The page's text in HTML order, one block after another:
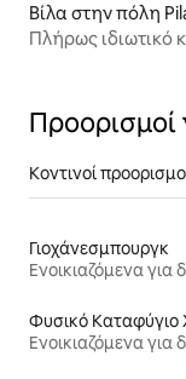
Βίλα στην πόλη
Πλήρως ιδιωτικό
Προορισμοί
Κοντινοί
Γιοχάνεσμπουργκ
Ενοικιαζόμενα για
Ενοικιαζόμενα για